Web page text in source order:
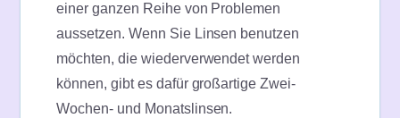
einer ganzen Reihe von Problemen
aussetzen. Wenn Sie Linsen benutzen
möchten, die wiederverwendet werden
können, gibt es dafür großartige Zwei-
Wochen- und Monatslinsen.